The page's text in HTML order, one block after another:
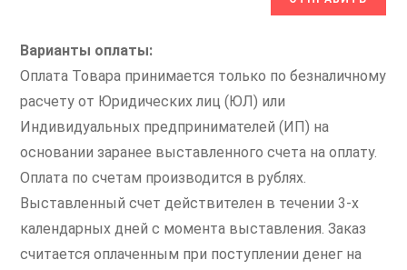
Варианты оплаты:
Оплата Товара принимается только по безналичному
расчету от Юридических лиц (ЮЛ) или
Индивидуальных предпринимателей (ИП) на
основании заранее выставленного счета на оплату.
Оплата по счетам производится в рублях.
Выставленный счет действителен в течении 3-х
календарных дней с момента выставления. Заказ
считается оплаченным при поступлении денег на